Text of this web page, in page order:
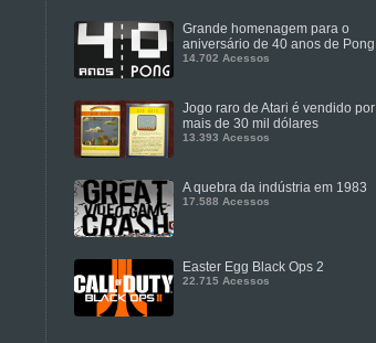
Grande homenagem para o
aniversário de 40 anos de Pong
14.702 Acessos
Jogo raro de Atari é vendido por
mais de 30 mil dólares
13.393 Acessos
A quebra da indústria em 1983
17.588 Acessos
Easter Egg Black Ops 2
22.715 Acessos